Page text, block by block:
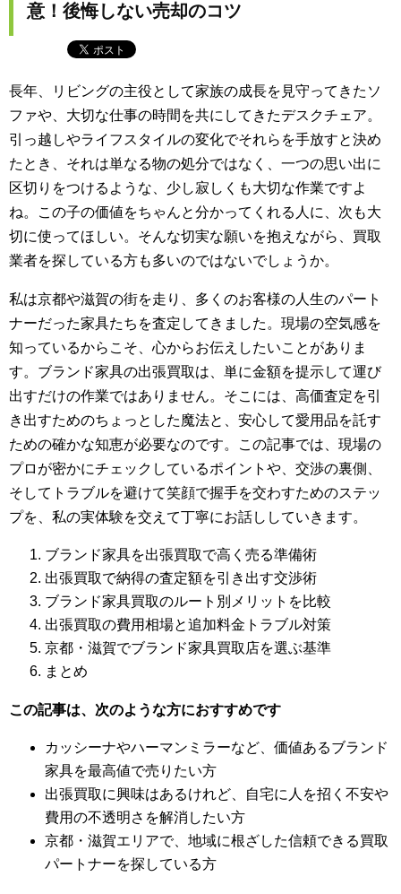
意！後悔しない売却のコツ
長年、リビングの主役として家族の成長を見守ってきたソ
ファや、大切な仕事の時間を共にしてきたデスクチェア。
引っ越しやライフスタイルの変化でそれらを手放すと決め
たとき、それは単なる物の処分ではなく、一つの思い出に
区切りをつけるような、少し寂しくも大切な作業ですよ
ね。この子の価値をちゃんと分かってくれる人に、次も大
切に使ってほしい。そんな切実な願いを抱えながら、買取
業者を探している方も多いのではないでしょうか。
私は京都や滋賀の街を走り、多くのお客様の人生のパート
ナーだった家具たちを査定してきました。現場の空気感を
知っているからこそ、心からお伝えしたいことがありま
す。ブランド家具の出張買取は、単に金額を提示して運び
出すだけの作業ではありません。そこには、高価査定を引
き出すためのちょっとした魔法と、安心して愛用品を託す
ための確かな知恵が必要なのです。この記事では、現場の
プロが密かにチェックしているポイントや、交渉の裏側、
そしてトラブルを避けて笑顔で握手を交わすためのステッ
プを、私の実体験を交えて丁寧にお話ししていきます。
ブランド家具を出張買取で高く売る準備術
出張買取で納得の査定額を引き出す交渉術
ブランド家具買取のルート別メリットを比較
出張買取の費用相場と追加料金トラブル対策
京都・滋賀でブランド家具買取店を選ぶ基準
まとめ
この記事は、次のような方におすすめです
カッシーナやハーマンミラーなど、価値あるブランド
家具を最高値で売りたい方
出張買取に興味はあるけれど、自宅に人を招く不安や
費用の不透明さを解消したい方
京都・滋賀エリアで、地域に根ざした信頼できる買取
パートナーを探している方